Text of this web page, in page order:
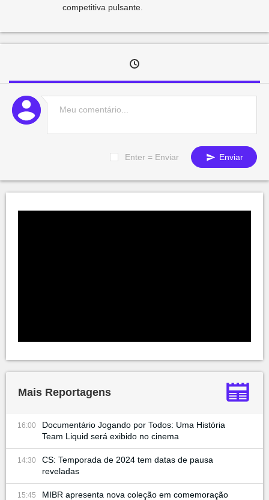
competitiva pulsante.
Enter = Enviar Enviar
Mais Reportagens
16:00
Documentário Jogando por Todos: Uma História
Team Liquid será exibido no cinema
14:30
CS: Temporada de 2024 tem datas de pausa
reveladas
15:45
MIBR apresenta nova coleção em comemoração